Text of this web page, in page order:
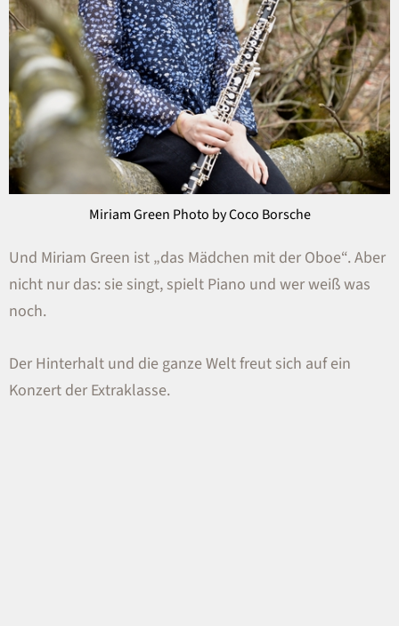
Miriam Green Photo by Coco Borsche
Und Miriam Green ist „das Mädchen mit der Oboe“. Aber
nicht nur das: sie singt, spielt Piano und wer weiß was
noch.
Der Hinterhalt und die ganze Welt freut sich auf ein
Konzert der Extraklasse.